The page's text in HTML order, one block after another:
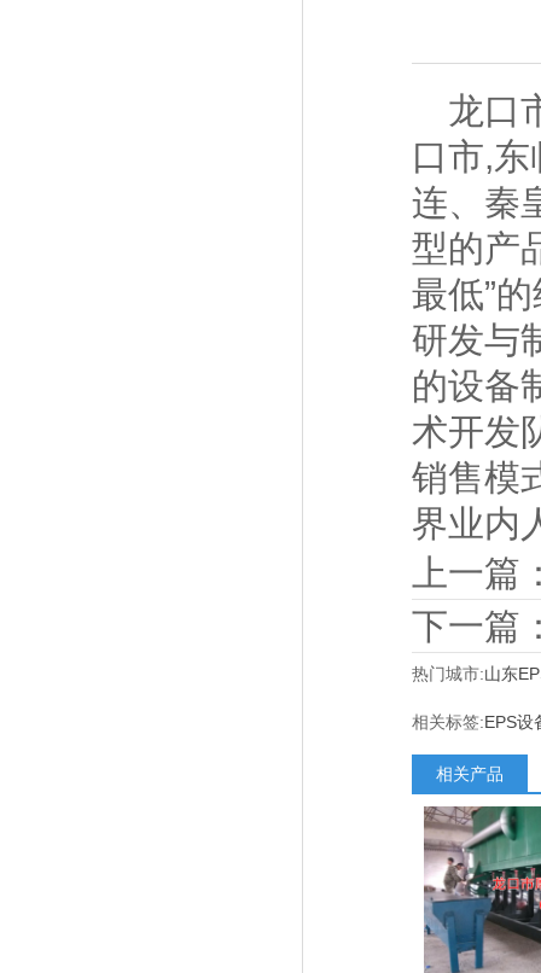
龙口
口市,
连、秦
型的产
最低”
研发与
的设备
术开发
销售模
界业内
上一篇
下一篇
热门城市:山东
相关标签:EPS设
相关产品